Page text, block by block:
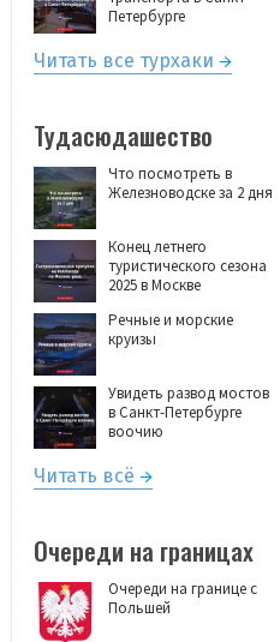
Петербурге
Читать все турхаки
Тудасюдашество
Что посмотреть в
Железноводске за 2 дня
Конец летнего
туристического сезона
2025 в Москве
Речные и морские
круизы
Увидеть развод мостов
в Санкт-Петербурге
воочию
Читать всё
Очереди на границах
Очереди на границе с
Польшей